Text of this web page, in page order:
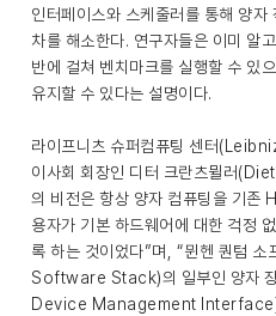
인터페이스와 스케줄러를 통해 양
차를 해소한다. 연구자들은 이미 알
반에 걸쳐 벤치마크를 실행할 수 있
유지할 수 있다는 설명이다.
라이프니츠 슈퍼컴퓨팅 센터
이사회 회장인 디터 크란츠뮐러
의 비전은 항상 양자 컴퓨팅을 기존
용자가 기본 하드웨어에 대한 걱정
록 하는 것이었다”며, “뮌헨 퀀텀
Software Stack)의 일부인 양자
Device Management Interface)